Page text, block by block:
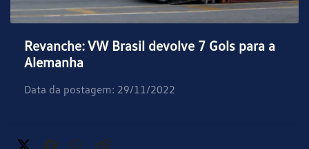
Revanche: VW Brasil devolve 7 Gols para a
Alemanha
Data da postagem: 29/11/2022